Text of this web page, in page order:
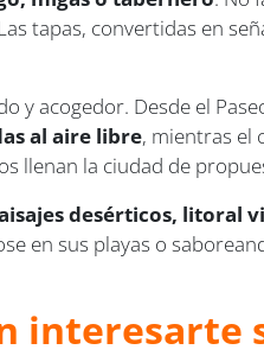
tapas, convertidas en
y acogedor. Desde el
al aire libre, mientras el
llenan la ciudad de
desérticos, litoral
en sus playas o
interesarte